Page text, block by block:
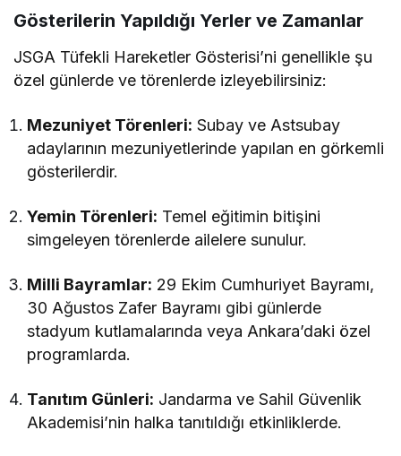
Gösterilerin Yapıldığı Yerler ve Zamanlar
JSGA Tüfekli Hareketler Gösterisi’ni genellikle şu
özel günlerde ve törenlerde izleyebilirsiniz:
Mezuniyet Törenleri: Subay ve Astsubay
adaylarının mezuniyetlerinde yapılan en görkemli
gösterilerdir.
Yemin Törenleri: Temel eğitimin bitişini
simgeleyen törenlerde ailelere sunulur.
Milli Bayramlar: 29 Ekim Cumhuriyet Bayramı,
30 Ağustos Zafer Bayramı gibi günlerde
stadyum kutlamalarında veya Ankara’daki özel
programlarda.
Tanıtım Günleri: Jandarma ve Sahil Güvenlik
Akademisi’nin halka tanıtıldığı etkinliklerde.